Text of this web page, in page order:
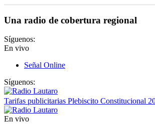
Una radio de cobertura regional
Síguenos:
En vivo
Señal Online
Síguenos:
Tarifas publicitarias Plebiscito Constitucional
En vivo